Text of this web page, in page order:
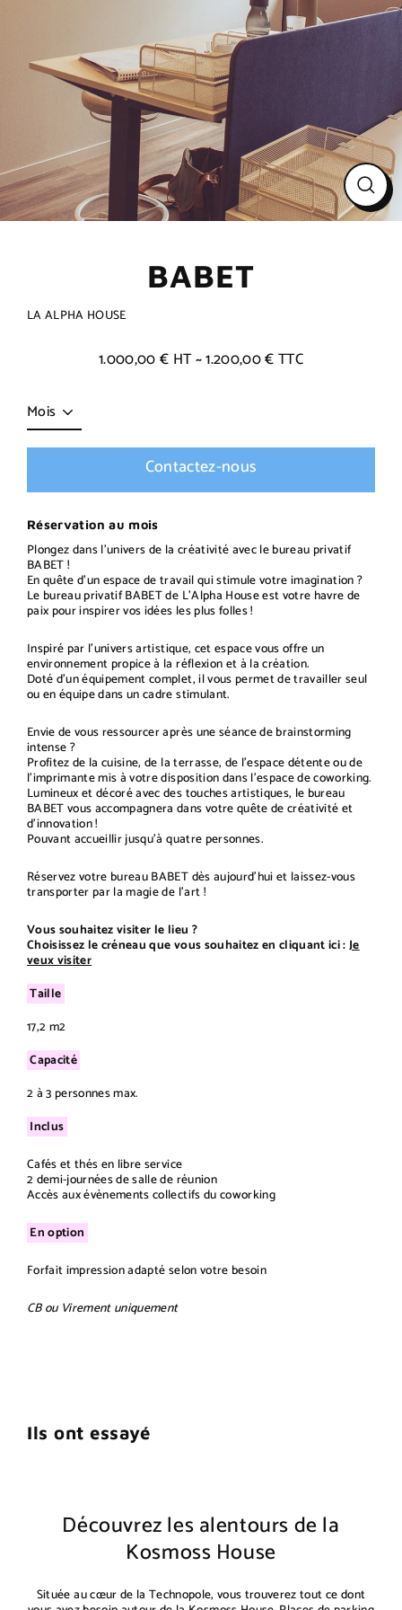
(Esc)
BABET
LA ALPHA HOUSE
Prix
1.000,00 € HT ~ 1.200,00 € TTC
Title
Contactez-nous
Réservation au mois
Plongez dans l'univers de la créativité avec le bureau privatif
BABET !
En quête d'un espace de travail qui stimule votre imagination ?
Le bureau privatif BABET de L’Alpha House est votre havre de
paix pour inspirer vos idées les plus folles !
Inspiré par l'univers artistique, cet espace vous offre un
environnement propice à la réflexion et à la création.
Doté d'un équipement complet, il vous permet de travailler seul
ou en équipe dans un cadre stimulant.
Envie de vous ressourcer après une séance de brainstorming
intense ?
Profitez de la cuisine, de la terrasse, de l'espace détente ou de
l'imprimante mis à votre disposition dans l'espace de coworking.
Lumineux et décoré avec des touches artistiques, le bureau
BABET vous accompagnera dans votre quête de créativité et
d'innovation !
Pouvant accueillir jusqu’à quatre personnes.
Réservez votre bureau BABET dès aujourd'hui et laissez-vous
transporter par la magie de l'art !
Vous souhaitez visiter le lieu ?
Choisissez le créneau que vous souhaitez en cliquant ici :Je
veux visiter
Taille
17,2 m2
Capacité
2 à 3 personnes max.
Inclus
Cafés et thés en libre service
2 demi-journées de salle de réunion
Accès aux évènements collectifs du coworking
En option
Forfait impression adapté selon votre besoin
CB ou Virement uniquement
Ils ont essayé
Découvrez les alentours de la
Kosmoss House
Située au cœur de la Technopole, vous trouverez tout ce dont